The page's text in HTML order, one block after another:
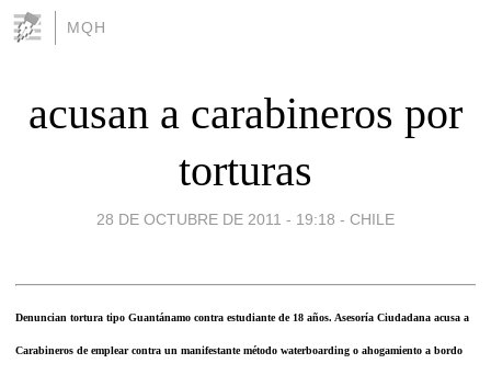
MQH
acusan a carabineros por
torturas
28 DE OCTUBRE DE 2011 - 19:18 - CHILE
Denuncian tortura tipo Guantánamo contra estudiante de 18 años. Asesoría Ciudadana acusa a
Carabineros de emplear contra un manifestante método waterboarding o ahogamiento a bordo